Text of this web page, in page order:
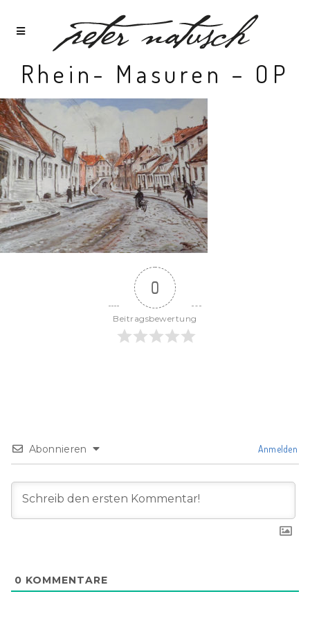
Rhein- Masuren – OP
0
Beitragsbewertung
Abonnieren Anmelden
0 KOMMENTARE